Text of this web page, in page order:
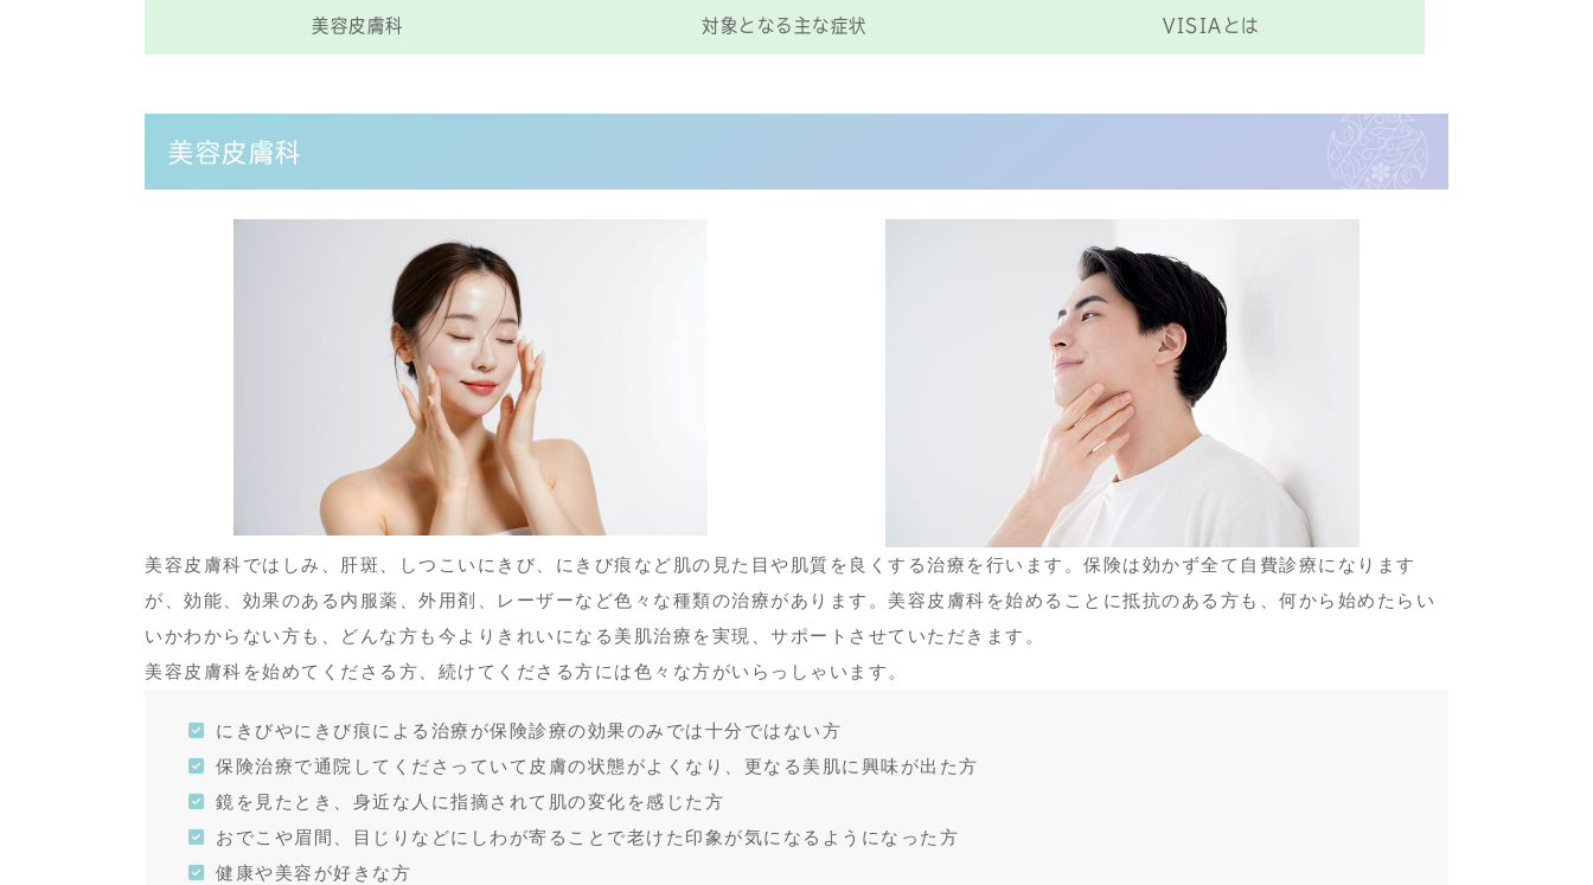
美容皮膚科 対象となる主な症状 VISIAとは
美容皮膚科
美容皮膚科ではしみ、肝斑、しつこいにきび、にきび痕など肌の見た目や肌質を良くする治療を行います。保険は効かず全て自費診療になります
が、効能、効果のある内服薬、外用剤、レーザーなど色々な種類の治療があります。美容皮膚科を始めることに抵抗のある方も、何から始めたらい
いかわからない方も、どんな方も今よりきれいになる美肌治療を実現、サポートさせていただきます。
美容皮膚科を始めてくださる方、続けてくださる方には色々な方がいらっしゃいます。
にきびやにきび痕による治療が保険診療の効果のみでは十分ではない方
保険治療で通院してくださっていて皮膚の状態がよくなり、更なる美肌に興味が出た方
鏡を見たとき、身近な人に指摘されて肌の変化を感じた方
おでこや眉間、目じりなどにしわが寄ることで老けた印象が気になるようになった方
健康や美容が好きな方